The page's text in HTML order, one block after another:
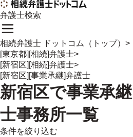
弁護士検索
相続弁護士 ドットコム（トップ） >
[東京都][相続]弁護士>
[新宿区][相続]弁護士>
[新宿区][事業承継]弁護士
新宿区で事業承継
士事務所一覧
条件を絞り込む